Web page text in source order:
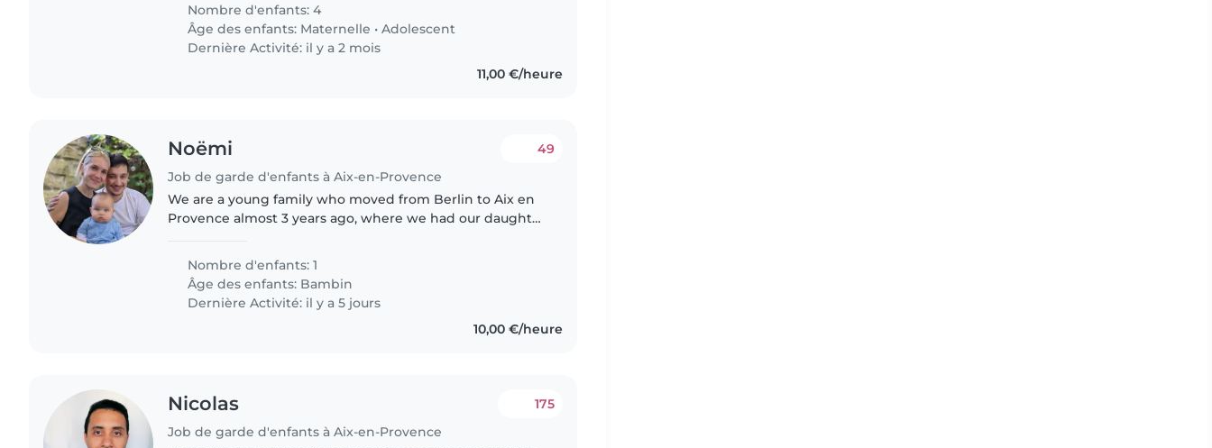
Nombre d'enfants: 4
Âge des enfants: Maternelle •Adolescent
Dernière Activité: il y a 2 mois
11,00 €/heure
Noëmi
Job de garde d'enfants à Aix-en-Provence
49
We are a young family who moved from Berlin to Aix en
Provence almost 3 years ago, where we had our daughter
outgoing once..
Nombre d'enfants: 1
Âge des enfants: Bambin
Dernière Activité: il y a 5 jours
10,00 €/heure
Nicolas
Job de garde d'enfants à Aix-en-Provence
175